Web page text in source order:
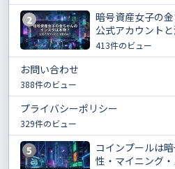
2
暗号資産女子の
公式アカウント
413件のビュー
お問い合わせ
388件のビュー
プライバシーポリシー
329件のビュー
5
コインプールは
性・マイニング